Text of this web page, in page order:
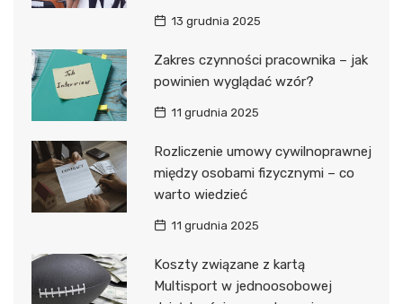
13 grudnia 2025
Zakres czynności pracownika – jak
powinien wyglądać wzór?
11 grudnia 2025
Rozliczenie umowy cywilnoprawnej
między osobami fizycznymi – co
warto wiedzieć
11 grudnia 2025
Koszty związane z kartą
Multisport w jednoosobowej